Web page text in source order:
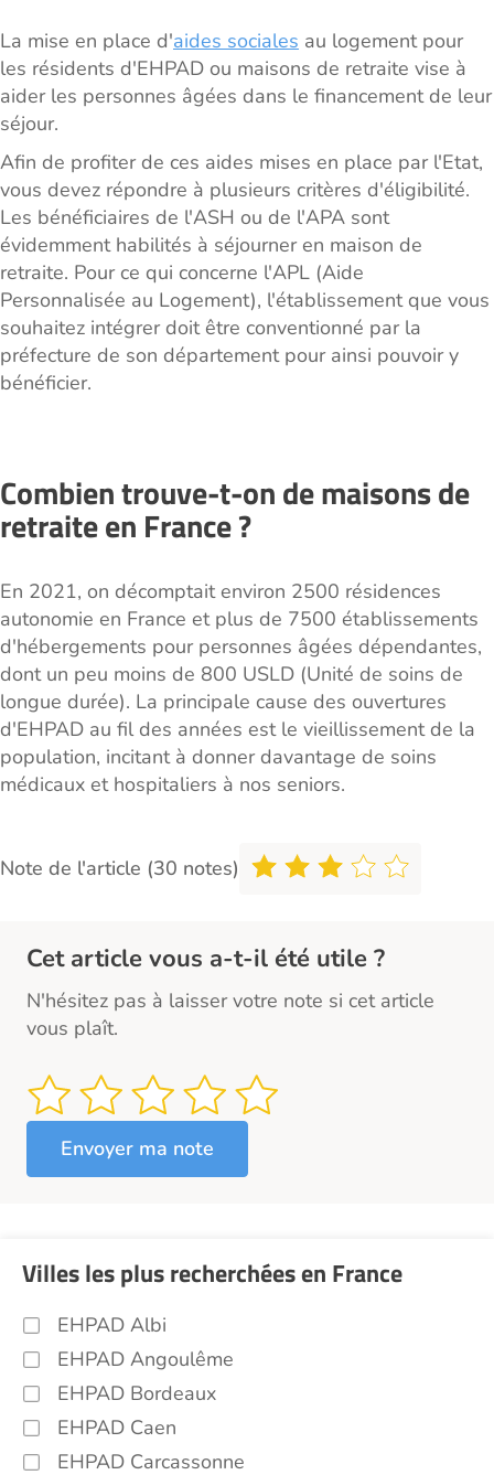
Villes les plus recherchées en France
EHPAD Albi
EHPAD Angoulême
EHPAD Bordeaux
EHPAD Caen
EHPAD Carcassonne
La mise en place d'aides sociales au logement pour
les résidents d'EHPAD ou maisons de retraite vise à
aider les personnes âgées dans le financement de leur
séjour.
Afin de profiter de ces aides mises en place par l'Etat,
vous devez répondre à plusieurs critères d'éligibilité.
Les bénéficiaires de l'ASH ou de l'APA sont
évidemment habilités à séjourner en maison de
retraite. Pour ce qui concerne l'APL (Aide
Personnalisée au Logement), l'établissement que vous
souhaitez intégrer doit être conventionné par la
préfecture de son département pour ainsi pouvoir y
bénéficier.
Combien trouve-t-on de maisons de
retraite en France ?
En 2021, on décomptait environ 2500 résidences
autonomie en France et plus de 7500 établissements
d'hébergements pour personnes âgées dépendantes,
dont un peu moins de 800 USLD (Unité de soins de
longue durée). La principale cause des ouvertures
d'EHPAD au fil des années est le vieillissement de la
population, incitant à donner davantage de soins
médicaux et hospitaliers à nos seniors.
Note de l'article (30 notes)
Cet article vous a-t-il été utile ?
N'hésitez pas à laisser votre note si cet article
vous plaît.